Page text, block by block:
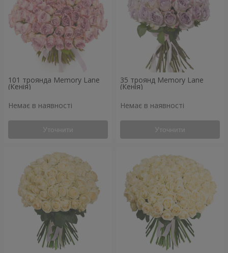
101 троянда Memory Lane
(Кенія)
Немає в наявності
Уточнити
35 троянд Memory Lane
(Кенія)
Немає в наявності
Уточнити